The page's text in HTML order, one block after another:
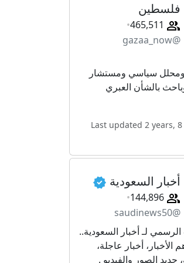
فلسطين
@gazaa_now
سياسي ومستشار
بالشأن العبري
Last updated 2 years,
أخبار السعودية
@saudinews50
لـ أخبار السعودية..
الأخبار، أخبار عاجلة،
الصور والفيديو .